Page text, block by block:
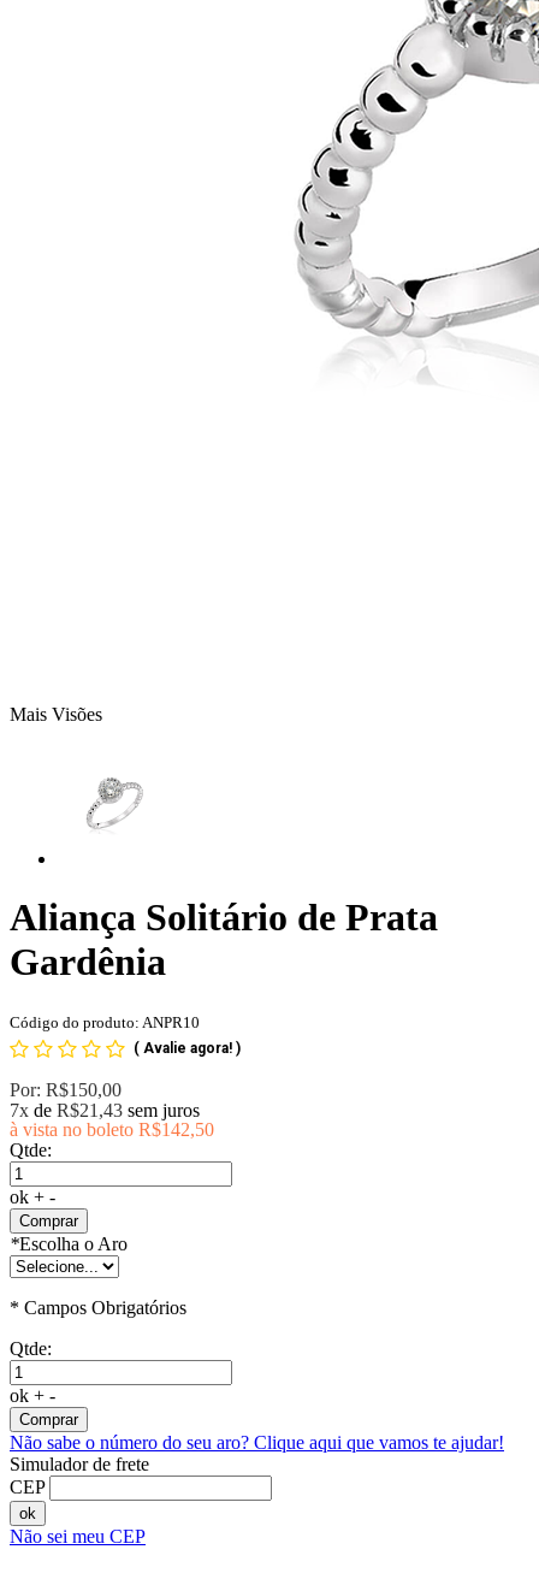
Mais Visões
Aliança Solitário de Prata
Gardênia
Código do produto: ANPR10
( Avalie agora! )
Por: R$150,00
7x de R$21,43 sem juros
à vista no boleto R$142,50
Qtde:
ok + -
Comprar
*Escolha o Aro
* Campos Obrigatórios
Qtde:
ok + -
Comprar
Não sabe o número do seu aro? Clique aqui que vamos te ajudar!
Simulador de frete
CEP
ok
Não sei meu CEP